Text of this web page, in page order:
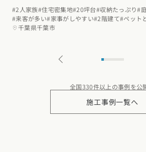
#2人家族#住宅密集地#20坪台#収納たっぷり#
#来客が多い#家事がしやすい#2階建て#ペット
千葉県千葉市
全国330件以上の事例を公
施工事例一覧へ